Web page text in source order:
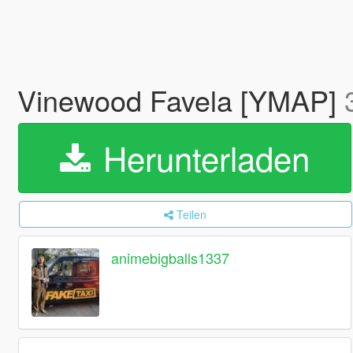
Vinewood Favela [YMAP]
Herunterladen
Teilen
animebigballs1337